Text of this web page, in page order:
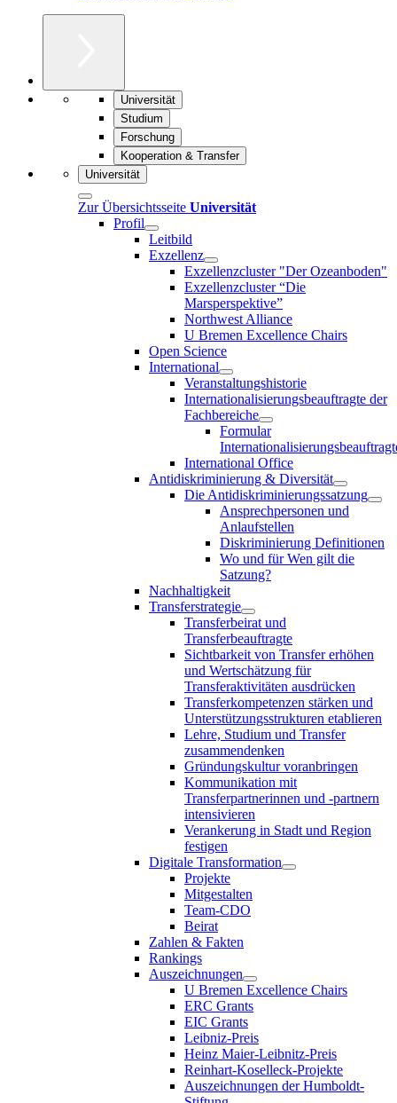
Universität
Studium
Forschung
Kooperation & Transfer
Universität
Zur Übersichtsseite Universität
Profil
Leitbild
Exzellenz
Exzellenzcluster "Der Ozeanboden"
Exzellenzcluster “Die
Marsperspektive”
Northwest Alliance
U Bremen Excellence Chairs
Open Science
International
Veranstaltungshistorie
Internationalisierungsbeauftragte der
Fachbereiche
Formular
International Office
Antidiskriminierung & Diversität
Die Antidiskriminierungssatzung
Ansprechpersonen und
Anlaufstellen
Diskriminierung Definitionen
Wo und für Wen gilt die
Satzung?
Nachhaltigkeit
Transferstrategie
Transferbeirat und
Transferbeauftragte
Sichtbarkeit von Transfer erhöhen
und Wertschätzung für
Transferaktivitäten ausdrücken
Transferkompetenzen stärken und
Unterstützungsstrukturen etablieren
Lehre, Studium und Transfer
zusammendenken
Gründungskultur voranbringen
Kommunikation mit
Transferpartnerinnen und -partnern
intensivieren
Verankerung in Stadt und Region
festigen
Digitale Transformation
Projekte
Mitgestalten
Team-CDO
Beirat
Zahlen & Fakten
Rankings
Auszeichnungen
U Bremen Excellence Chairs
ERC Grants
EIC Grants
Leibniz-Preis
Heinz Maier-Leibnitz-Preis
Reinhart-Koselleck-Projekte
Auszeichnungen der Humboldt-